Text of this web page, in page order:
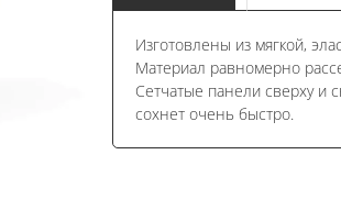
Изготовлены из мягкой,
Материал равномерно
Сетчатые панели сверху и
сохнет очень быстро.